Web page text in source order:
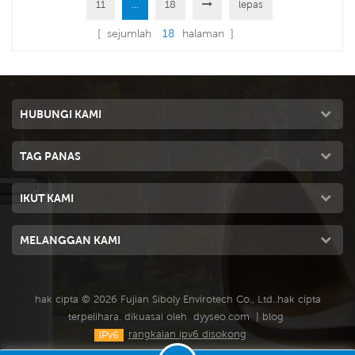
18000 CMH, 1 kelajuan.
1.1KW, membawakan anda angin
kuat 18000 CMH, kelajuan
11 ... 18 lepas
[ sejumlah 18 halaman ]
HUBUNGI KAMI
TAG PANAS
IKUT KAMI
MELANGGAN KAMI
hak cipta © 2026 Fujian Siboly Envirotech Co., Ltd..hak cipta
terpelihara. dikuasai oleh dyyseo.com
blog
rangkaian ipv6 disokong